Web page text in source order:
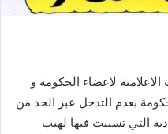
لاعضاء الحكومة و
بعدم التدخل عبر الحد من
التي تسببت فيها لهيب